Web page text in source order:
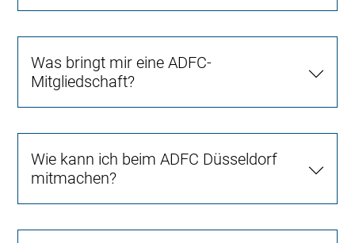
Was bringt mir eine ADFC-
Mitgliedschaft?
Wie kann ich beim ADFC Düsseldorf
mitmachen?